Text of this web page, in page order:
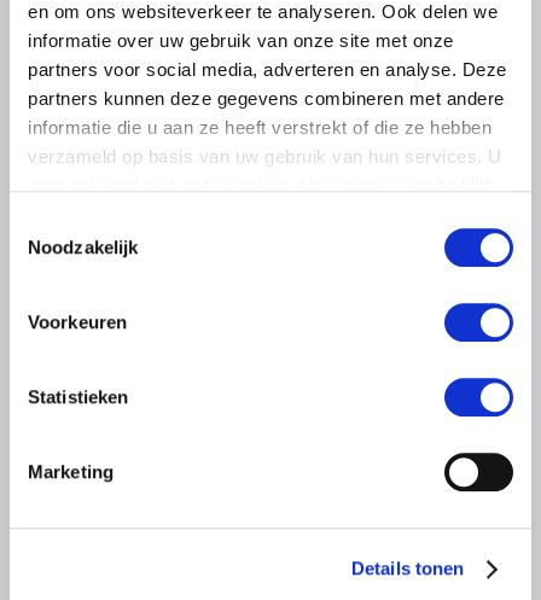
en om ons websiteverkeer te analyseren. Ook delen we
informatie over uw gebruik van onze site met onze
partners voor social media, adverteren en analyse. Deze
partners kunnen deze gegevens combineren met andere
informatie die u aan ze heeft verstrekt of die ze hebben
verzameld op basis van uw gebruik van hun services. U
Noodzakelijk
Voorkeuren
Statistieken
Marketing
Details tonen
Droogte raakt vrijwel alle land- en
tuinbouwsectoren
De aanhoudende droogte en hitte zorgen voor
toenemende problemen in de Nederlandse land- en
tuinbouw. LTO Nederland ziet de gevolgen inmiddels in
vrijwel alle sectoren terug.